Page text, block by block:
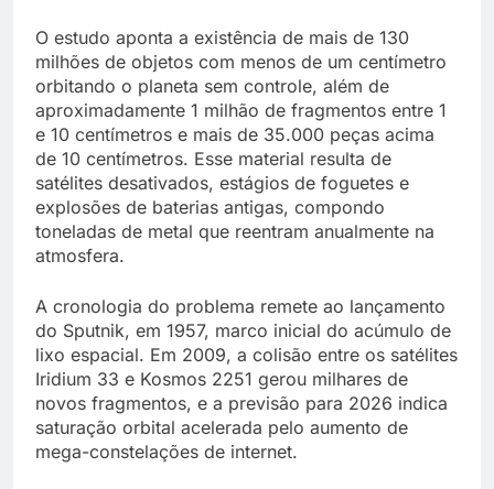
O estudo aponta a existência de mais de 130
milhões de objetos com menos de um centímetro
orbitando o planeta sem controle, além de
aproximadamente 1 milhão de fragmentos entre 1
e 10 centímetros e mais de 35.000 peças acima
de 10 centímetros. Esse material resulta de
satélites desativados, estágios de foguetes e
explosões de baterias antigas, compondo
toneladas de metal que reentram anualmente na
atmosfera.
A cronologia do problema remete ao lançamento
do Sputnik, em 1957, marco inicial do acúmulo de
lixo espacial. Em 2009, a colisão entre os satélites
Iridium 33 e Kosmos 2251 gerou milhares de
novos fragmentos, e a previsão para 2026 indica
saturação orbital acelerada pelo aumento de
mega-constelações de internet.